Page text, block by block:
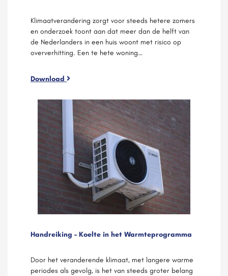
Klimaatverandering zorgt voor steeds hetere zomers
en onderzoek toont aan dat meer dan de helft van
de Nederlanders in een huis woont met risico op
oververhitting. Een te hete woning…
Download
Handreiking – Koelte in het Warmteprogramma
Door het veranderende klimaat, met langere warme
periodes als gevolg, is het van steeds groter belang